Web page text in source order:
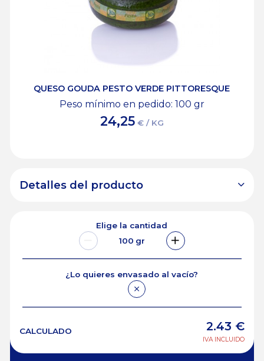
QUESO GOUDA PESTO VERDE PITTORESQUE
Peso mínimo en pedido: 100 gr
24,25 € / KG
Detalles del producto
Elige la cantidad
100 gr
¿Lo quieres envasado al vacío?
CALCULADO 2.43 €
IVA INCLUIDO